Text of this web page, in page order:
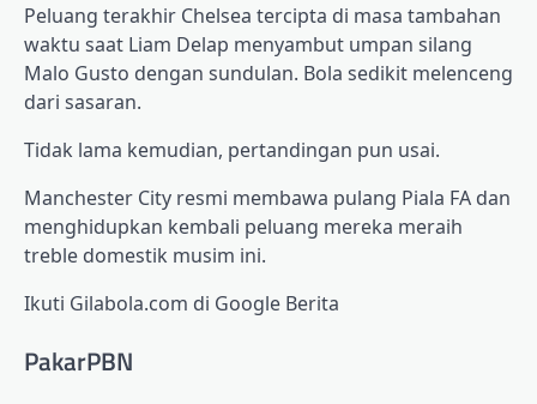
Peluang terakhir Chelsea tercipta di masa tambahan
waktu saat Liam Delap menyambut umpan silang
Malo Gusto dengan sundulan. Bola sedikit melenceng
dari sasaran.
Tidak lama kemudian, pertandingan pun usai.
Manchester City resmi membawa pulang Piala FA dan
menghidupkan kembali peluang mereka meraih
treble domestik musim ini.
Ikuti Gilabola.com di Google Berita
PakarPBN